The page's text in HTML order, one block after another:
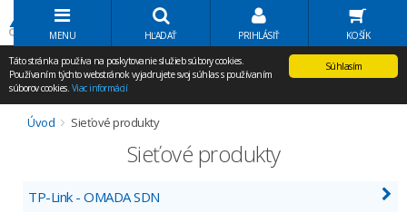
Volať Agem
MENU HĽADAŤ PRIHLÁSIŤ KOŠÍK
Súhlasím
Táto stránka používa na poskytovanie služieb súbory cookies.
Používaním týchto webstránok vyjadrujete svoj súhlas s používaním
súborov cookies. Viac informácií
Úvod Sieťové produkty
Sieťové produkty
TP-Link - OMADA SDN